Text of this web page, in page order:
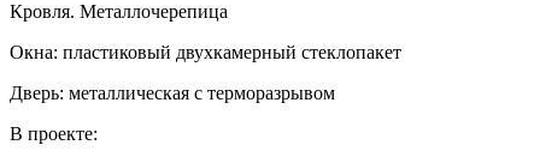
Кровля. Металлочерепица
Окна: пластиковый двухкамерный стеклопакет
Дверь: металлическая с терморазрывом
В проекте: